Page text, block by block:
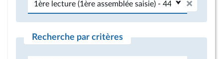
Recherche par critères